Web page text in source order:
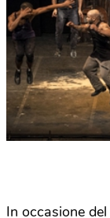
In occasione